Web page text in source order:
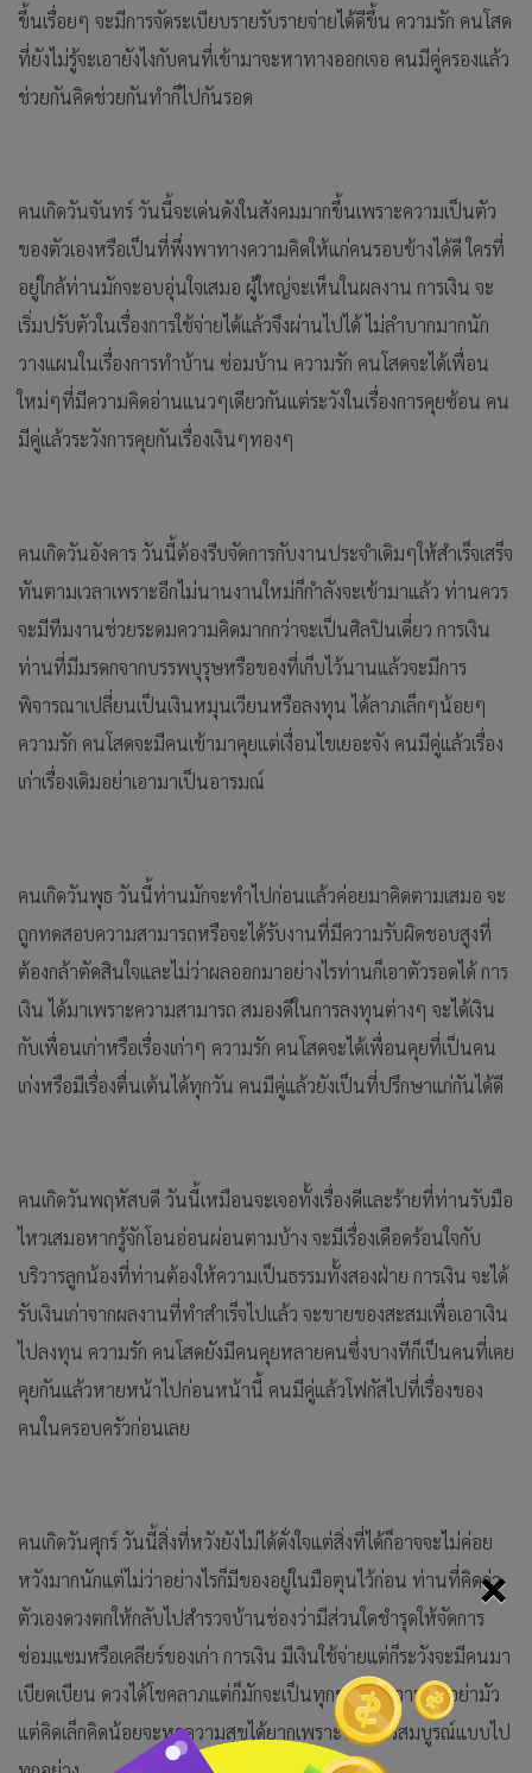
×
ขึ้นเรื่อยๆ จะมีการจัดระเบียบรายรับรายจ่ายได้ดีขึ้น ความรัก คนโสด
ที่ยังไม่รู้จะเอายังไงกับคนที่เข้ามาจะหาทางออกเจอ คนมีคู่ครองแล้ว
ช่วยกันคิดช่วยกันทำก็ไปกันรอด
คนเกิดวันจันทร์ วันนี้จะเด่นดังในสังคมมากขึ้นเพราะความเป็นตัว
ของตัวเองหรือเป็นที่พึ่งพาทางความคิดให้แก่คนรอบข้างได้ดี ใครที่
อยู่ใกล้ท่านมักจะอบอุ่นใจเสมอ ผู้ใหญ่จะเห็นในผลงาน การเงิน จะ
เริ่มปรับตัวในเรื่องการใช้จ่ายได้แล้วจึงผ่านไปได้ ไม่ลำบากมากนัก
วางแผนในเรื่องการทำบ้าน ซ่อมบ้าน ความรัก คนโสดจะได้เพื่อน
ใหม่ๆที่มีความคิดอ่านแนวๆเดียวกันแต่ระวังในเรื่องการคุยซ้อน คน
มีคู่แล้วระวังการคุยกันเรื่องเงินๆทองๆ
คนเกิดวันอังคาร วันนี้ต้องรีบจัดการกับงานประจำเดิมๆให้สำเร็จเสร็จ
ทันตามเวลาเพราะอีกไม่นานงานใหม่ก็กำลังจะเข้ามาแล้ว ท่านควร
จะมีทีมงานช่วยระดมความคิดมากกว่าจะเป็นศิลปินเดี่ยว การเงิน
ท่านที่มีมรดกจากบรรพบุรุษหรือของที่เก็บไว้นานแล้วจะมีการ
พิจารณาเปลี่ยนเป็นเงินหมุนเวียนหรือลงทุน ได้ลาภเล็กๆน้อยๆ
ความรัก คนโสดจะมีคนเข้ามาคุยแต่เงื่อนไขเยอะจัง คนมีคู่แล้วเรื่อง
เก่าเรื่องเดิมอย่าเอามาเป็นอารมณ์
คนเกิดวันพุธ วันนี้ท่านมักจะทำไปก่อนแล้วค่อยมาคิดตามเสมอ จะ
ถูกทดสอบความสามารถหรือจะได้รับงานที่มีความรับผิดชอบสูงที่
ต้องกล้าตัดสินใจและไม่ว่าผลออกมาอย่างไรท่านก็เอาตัวรอดได้ การ
เงิน ได้มาเพราะความสามารถ สมองดีในการลงทุนต่างๆ จะได้เงิน
กับเพื่อนเก่าหรือเรื่องเก่าๆ ความรัก คนโสดจะได้เพื่อนคุยที่เป็นคน
เก่งหรือมีเรื่องตื่นเต้นได้ทุกวัน คนมีคู่แล้วยังเป็นที่ปรึกษาแก่กันได้ดี
คนเกิดวันพฤหัสบดี วันนี้เหมือนจะเจอทั้งเรื่องดีและร้ายที่ท่านรับมือ
ไหวเสมอหากรู้จักโอนอ่อนผ่อนตามบ้าง จะมีเรื่องเดือดร้อนใจกับ
บริวารลูกน้องที่ท่านต้องให้ความเป็นธรรมทั้งสองฝ่าย การเงิน จะได้
รับเงินเก่าจากผลงานที่ทำสำเร็จไปแล้ว จะขายของสะสมเพื่อเอาเงิน
ไปลงทุน ความรัก คนโสดยังมีคนคุยหลายคนซึ่งบางทีก็เป็นคนที่เคย
คุยกันแล้วหายหน้าไปก่อนหน้านี้ คนมีคู่แล้วโฟกัสไปที่เรื่องของ
คนในครอบครัวก่อนเลย
คนเกิดวันศุกร์ วันนี้สิ่งที่หวังยังไม่ได้ดั่งใจแต่สิ่งที่ได้ก็อาจจะไม่ค่อย
หวังมากนักแต่ไม่ว่าอย่างไรก็มีของอยู่ในมือตุนไว้ก่อน ท่านที่คิดว่า
ตัวเองดวงตกให้กลับไปสำรวจบ้านช่องว่ามีส่วนใดชำรุดให้จัดการ
ซ่อมแซมหรือเคลียร์ของเก่า การเงิน มีเงินใช้จ่ายแต่ก็ระวังจะมีคนมา
เบียดเบียน ดวงได้โชคลาภแต่ก็มักจะเป็นทุกขลาภ ความรัก อย่ามัว
แต่คิดเล็กคิดน้อยจะหาความสุขได้ยากเพราะไม่มีใครสมบูรณ์แบบไป